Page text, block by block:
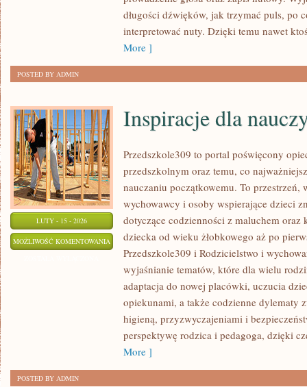
REJESTRY
WOKALNE
długości dźwięków, jak trzymać puls, po
interpretować nuty. Dzięki temu nawet
More ]
POSTED BY ADMIN
LUTY - 15 - 2026
MOŻLIWOŚĆ KOMENTOWANIA INSPIRACJE
NAUCZYCIELI
Inspiracje dla
Przedszkole309 to portal poświęcony
przedszkolnym oraz temu, co
nauczaniu początkowemu. To
wychowawcy i osoby wspierające dzieci
dotyczące codzienności z maluchem oraz
dziecka od wieku żłobkowego aż po
Przedszkole309 i Rodzicielstwo i
wyjaśnianie tematów, które dla wielu
adaptacja do nowej placówki, uczucia
opiekunami, a także codzienne dylematy
higieną, przyzwyczajeniami i
perspektywę rodzica i pedagoga, dzięki
More ]
POSTED BY ADMIN